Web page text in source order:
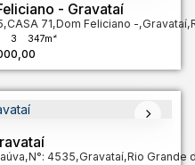
- Gravataí
,CASA 71,Dom Feliciano ,Gravataí,
3 347m²
,N°: 4535,Gravataí,Rio Grande